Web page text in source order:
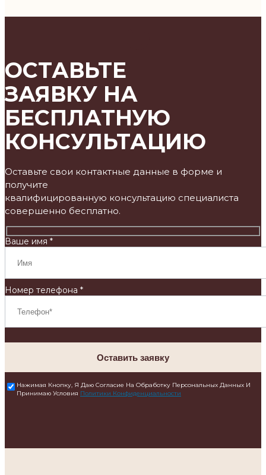
ОСТАВЬТЕ
ЗАЯВКУ НА
БЕСПЛАТНУЮ
КОНСУЛЬТАЦИЮ
Оставьте свои контактные данные в форме и
получите
квалифицированную консультацию специалиста
совершенно бесплатно.
Ваше имя *
Номер телефона *
Оставить заявку
Нажимая Кнопку, Я Даю Согласие На Обработку Персональных Данных И
Принимаю Условия Политики Конфиденциальности